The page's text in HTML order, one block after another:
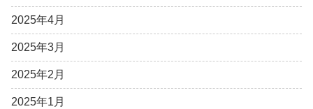
2025年4月
2025年3月
2025年2月
2025年1月